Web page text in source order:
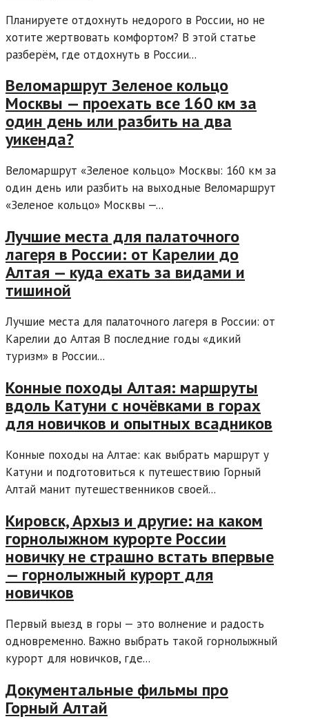
Планируете отдохнуть недорого в России, но не
хотите жертвовать комфортом? В этой статье
разберём, где отдохнуть в России...
Веломаршрут Зеленое кольцо
Москвы — проехать все 160 км за
один день или разбить на два
уикенда?
Веломаршрут «Зеленое кольцо» Москвы: 160 км за
один день или разбить на выходные Веломаршрут
«Зеленое кольцо» Москвы —...
Лучшие места для палаточного
лагеря в России: от Карелии до
Алтая — куда ехать за видами и
тишиной
Лучшие места для палаточного лагеря в России: от
Карелии до Алтая В последние годы «дикий
туризм» в России...
Конные походы Алтая: маршруты
вдоль Катуни с ночёвками в горах
для новичков и опытных всадников
Конные походы на Алтае: как выбрать маршрут у
Катуни и подготовиться к путешествию Горный
Алтай манит путешественников своей...
Кировск, Архыз и другие: на каком
горнолыжном курорте России
новичку не страшно встать впервые
— горнолыжный курорт для
новичков
Первый выезд в горы — это волнение и радость
одновременно. Важно выбрать такой горнолыжный
курорт для новичков, где...
Документальные фильмы про
Горный Алтай